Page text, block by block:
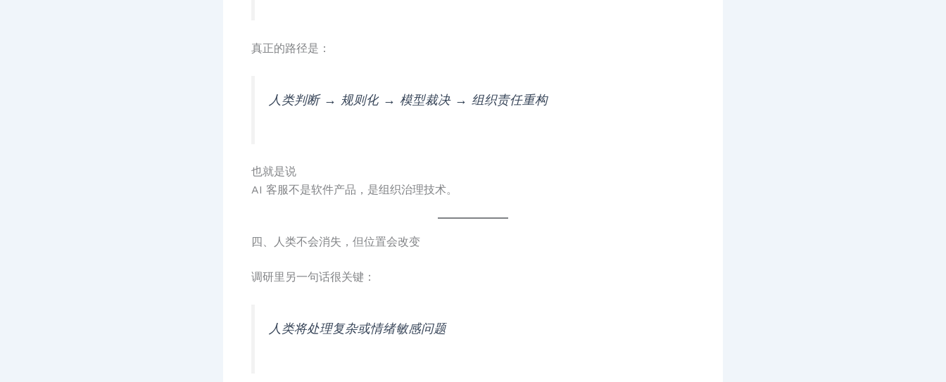
真正的路径是：
人类判断 → 规则化 → 模型裁决 → 组织责任重构
也就是说
AI 客服不是软件产品，是组织治理技术。
四、人类不会消失，但位置会改变
调研里另一句话很关键：
人类将处理复杂或情绪敏感问题